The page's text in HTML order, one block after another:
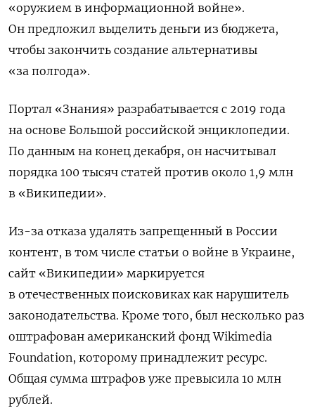
«оружием в информационной войне».
Он предложил выделить деньги из бюджета,
чтобы закончить создание альтернативы
«за полгода».
Портал «Знания» разрабатывается с 2019 года
на основе Большой российской энциклопедии.
По данным на конец декабря, он насчитывал
порядка 100 тысяч статей против около 1,9 млн
в «Википедии».
Из-за отказа удалять запрещенный в России
контент, в том числе статьи о войне в Украине,
сайт «Википедии» маркируется
в отечественных поисковиках как нарушитель
законодательства. Кроме того, был несколько раз
оштрафован американский фонд Wikimedia
Foundation, которому принадлежит ресурс.
Общая сумма штрафов уже превысила 10 млн
рублей.